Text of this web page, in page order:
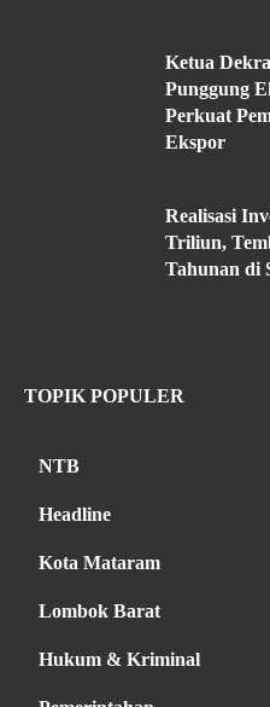
Ketua
Punggung
Perkuat
Ekspor
Realisasi
Triliun,
Tahunan di
TOPIK POPULER
NTB
Headline
Kota Mataram
Lombok Barat
Hukum & Kriminal